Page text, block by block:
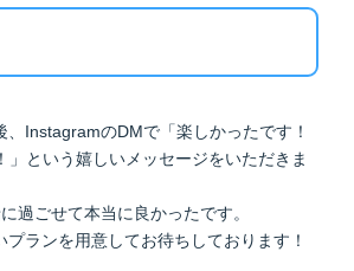
、InstagramのDMで「楽しかったです！
」という嬉しいメッセージをいただきま
過ごせて本当に良かったです。
プランを用意してお待ちしております！